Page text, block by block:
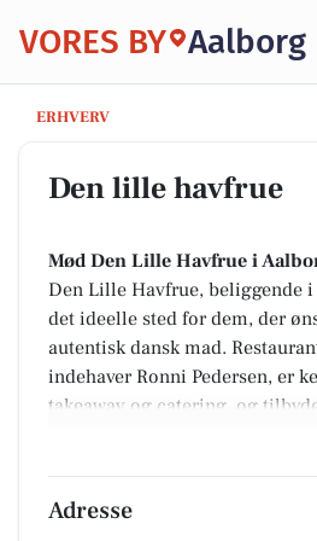
VORES BY Aalborg
ERHVERV
Den lille havfrue
Den lille havfrue
Mød Den Lille Havfrue i
Den Lille Havfrue, beliggende
det ideelle sted for dem, der
autentisk dansk mad.
indehaver Ronni Pedersen, er
takeaway og catering, og
klassiske, hjemmelavede
madoplevelse, uanset om du
Adresse